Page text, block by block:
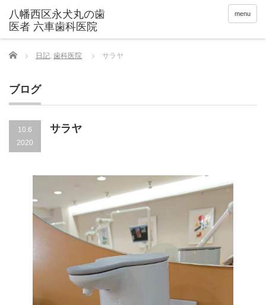
menu
Home 日記, 歯科医院 サラヤ
ブログ
10.6
2020
サラヤ